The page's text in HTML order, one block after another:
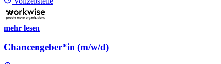
mehr lesen
Chancengeber*in (m/w/d)